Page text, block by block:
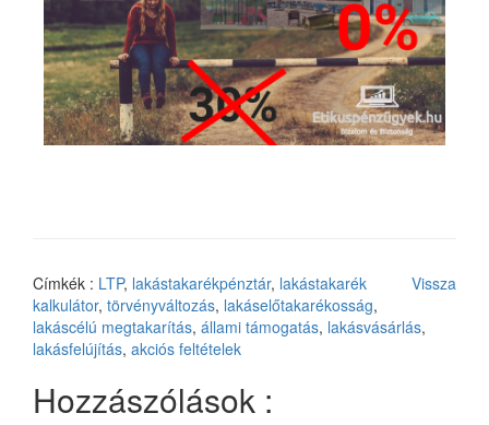
Vissza
Címkék : LTP, lakástakarékpénztár, lakástakarék
kalkulátor, törvényváltozás, lakáselőtakarékosság,
lakáscélú megtakarítás, állami támogatás, lakásvásárlás,
lakásfelújítás, akciós feltételek
Hozzászólások :